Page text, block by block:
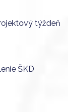
týždeň
ŠKD